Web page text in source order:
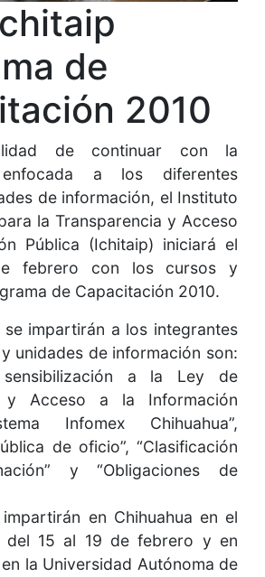
de
2010
de continuar con la
enfocada a los diferentes
de información, el Instituto
la Transparencia y Acceso
Pública (Ichitaip) iniciará el
febrero con los cursos y
de Capacitación 2010.
se impartirán a los integrantes
unidades de información son:
a la Ley de
y Acceso a la Información
Infomex Chihuahua”,
de oficio”, “Clasificación
y “Obligaciones de
en Chihuahua en el
del 15 al 19 de febrero y en
la Universidad Autónoma de